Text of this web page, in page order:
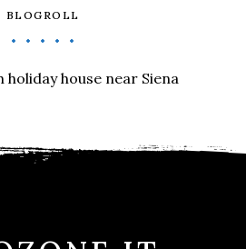
BLOGROLL
holiday house near Siena